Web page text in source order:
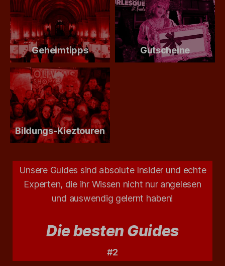
Geheimtipps Gutscheine
Bildungs-Kieztouren
Unsere Guides sind absolute Insider und echte
Experten, die ihr Wissen nicht nur angelesen
und auswendig gelernt haben!
Die besten Guides
#2